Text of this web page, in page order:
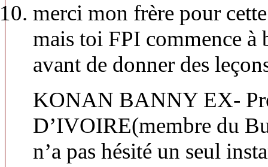
merci mon frère pour
mais toi FPI commence à
avant de donner des
KONAN BANNY EX-
D’IVOIRE(membre du
n’a pas hésité un seul